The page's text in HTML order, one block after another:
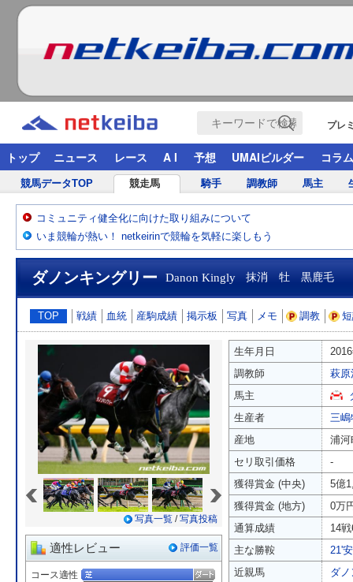
プレ
トップ ニュース レース A I 予想 UMAIビルダー コラム
競馬データTOP 競走馬 騎手 調教師 馬主
コミュニティ健全化に向けた取り組みについて
いま競輪が熱い！ netkeirinで競輪を気軽に楽しもう
ダノンキングリー Danon Kingly 抹消 牡 黒鹿毛
TOP 戦績 血統 産駒成績 掲示板 写真 メモ 調教
写真一覧 /写真投稿
適性レビュー 評価一覧
コース適性
生年月日
調教師
萩原
馬主
生産者
三嶋
産地
浦河
セリ取引価格
-
獲得賞金 (中央)
5億
獲得賞金 (地方)
0万
通算成績
14
主な勝鞍
21'
近親馬
ダ